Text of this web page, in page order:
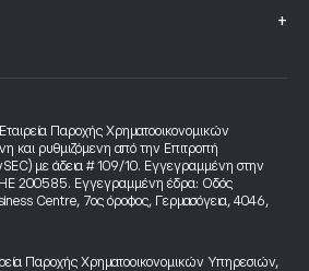
+
Παροχής Χρηματοοικονομικών
και ρυθμιζόμενη από την Επιτροπή
με άδεια # 109/10. Εγγεγραμμένη στην
HE 200585. Εγγεγραμμένη έδρα: Οδός
Centre, 7ος όροφος, Γερμασόγεια, 4046,
Παροχής Χρηματοοικονομικών Υπηρεσιών,